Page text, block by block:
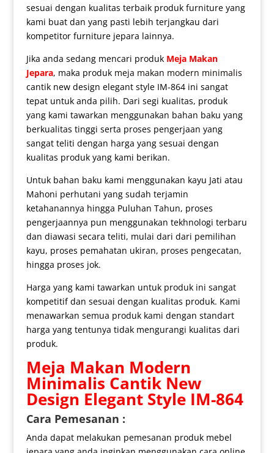
sesuai dengan kualitas terbaik produk furniture yang
kami buat dan yang pasti lebih terjangkau dari
kompetitor furniture jepara lainnya.
Jika anda sedang mencari produk Meja Makan
Jepara, maka produk meja makan modern minimalis
cantik new design elegant style IM-864 ini sangat
tepat untuk anda pilih. Dari segi kualitas, produk
yang kami tawarkan menggunakan bahan baku yang
berkualitas tinggi serta proses pengerjaan yang
sangat teliti dengan harga yang sesuai dengan
kualitas produk yang kami berikan.
Untuk bahan baku kami menggunakan kayu Jati atau
Mahoni perhutani yang sudah terjamin
ketahanannya hingga Puluhan Tahun, proses
pengerjaannya pun menggunakan tekhnologi terbaru
dan diawasi secara teliti, mulai dari dari pemilihan
kayu, proses pemahatan ukiran, proses pengecatan,
hingga proses jok.
Harga yang kami tawarkan untuk produk ini sangat
kompetitif dan sesuai dengan kualitas produk. Kami
menawarkan semua produk kami dengan standart
harga yang tentunya tidak mengurangi kualitas dari
produk.
Meja Makan Modern
Minimalis Cantik New
Design Elegant Style IM-864
Cara Pemesanan :
Anda dapat melakukan pemesanan produk mebel